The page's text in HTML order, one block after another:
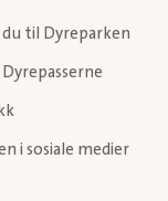
du til Dyreparken
i sosiale medier